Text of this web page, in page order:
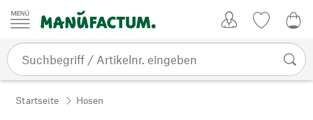
Zum Inhalt springen
Startseite Hosen